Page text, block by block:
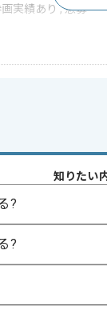
画実績あり , 急募
ム設計経験
高速化経験
へ
が長年ある企業の
知りたい
?
?